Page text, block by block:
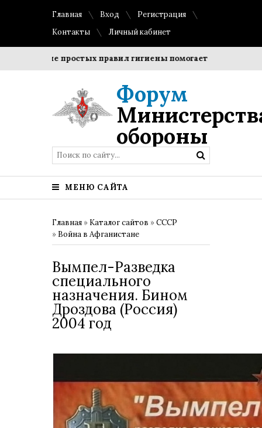
Главная Вход
Регистрация
Контакты
Личный кабинет
простых правил гигиены помогает сохранить
Форум
обороны
МЕНЮ САЙТА
Главная » Каталог сайтов »СССР
» Война в Афганистане
Вымпел-Разведка
специального
назначения. Бином
Дроздова (Россия)
2004 год